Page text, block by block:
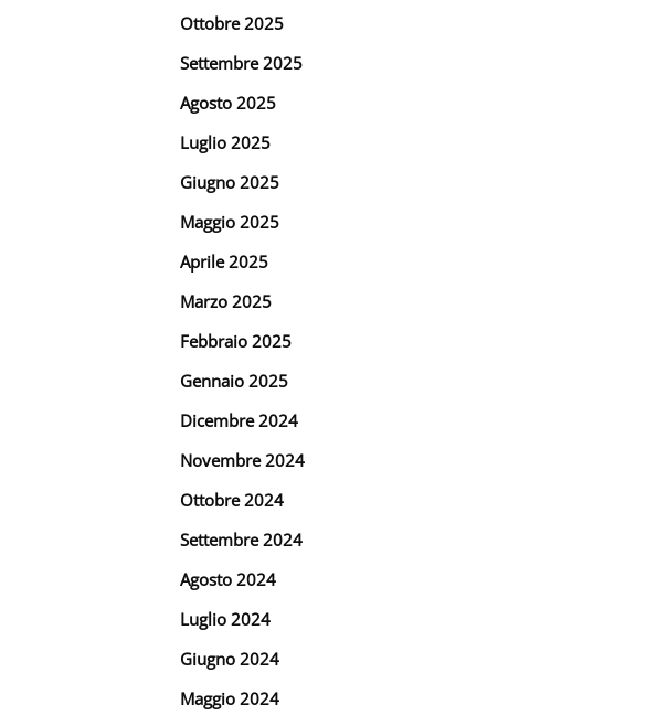
Ottobre 2025
Settembre 2025
Agosto 2025
Luglio 2025
Giugno 2025
Maggio 2025
Aprile 2025
Marzo 2025
Febbraio 2025
Gennaio 2025
Dicembre 2024
Novembre 2024
Ottobre 2024
Settembre 2024
Agosto 2024
Luglio 2024
Giugno 2024
Maggio 2024